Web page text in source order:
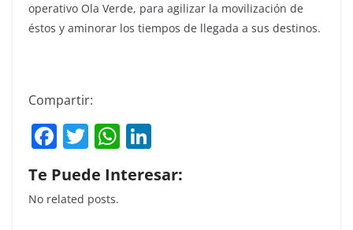
operativo Ola Verde, para agilizar la movilización de
éstos y aminorar los tiempos de llegada a sus destinos.
Compartir:
F
a
c
e
T
w
itt
er
W
h
at k
Te Puede Interesar:
No related posts.